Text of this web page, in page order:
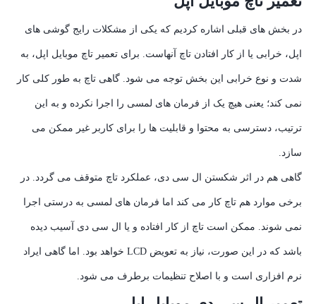
در بخش های قبلی اشاره کردیم که یکی از مشکلات رایج گوشی های
اپل، خرابی یا از کار افتادن تاچ آنهاست. برای تعمیر تاچ موبایل اپل، به
شدت و نوع خرابی این بخش توجه می شود. گاهی تاچ به طور کلی کار
نمی کند؛ یعنی هیچ یک از فرمان های لمسی را اجرا نکرده و به این
ترتیب، دسترسی به محتوا و قابلیت ها را برای کاربر غیر ممکن می
سازد.
گاهی هم در اثر شکستن ال سی دی، عملکرد تاچ متوقف می گردد. در
برخی موارد هم تاچ کار می کند اما فرمان های لمسی به درستی اجرا
نمی شوند. ممکن است تاچ از کار افتاده و یا ال سی دی آسیب دیده
باشد که در این صورت، نیاز به تعویض LCD خواهد بود. اما گاهی ایراد
نرم افزاری است و با اصلاح تنظیمات برطرف می شود.